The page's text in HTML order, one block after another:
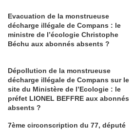
Evacuation de la monstrueuse
décharge illégale de Compans : le
ministre de l’écologie Christophe
Béchu aux abonnés absents ?
Dépollution de la monstrueuse
décharge illégale de Compans sur le
site du Ministère de l’Ecologie : le
préfet LIONEL BEFFRE aux abonnés
absents ?
7ème circonscription du 77, député